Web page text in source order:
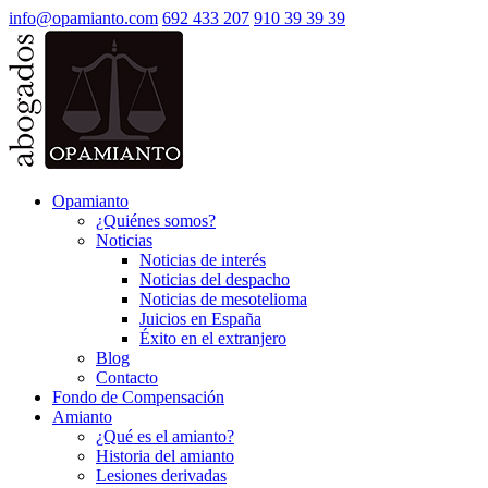
info@opamianto.com 692 433 207 910 39 39 39
Opamianto
¿Quiénes somos?
Noticias
Noticias de interés
Noticias del despacho
Noticias de mesotelioma
Juicios en España
Éxito en el extranjero
Blog
Contacto
Fondo de Compensación
Amianto
¿Qué es el amianto?
Historia del amianto
Lesiones derivadas